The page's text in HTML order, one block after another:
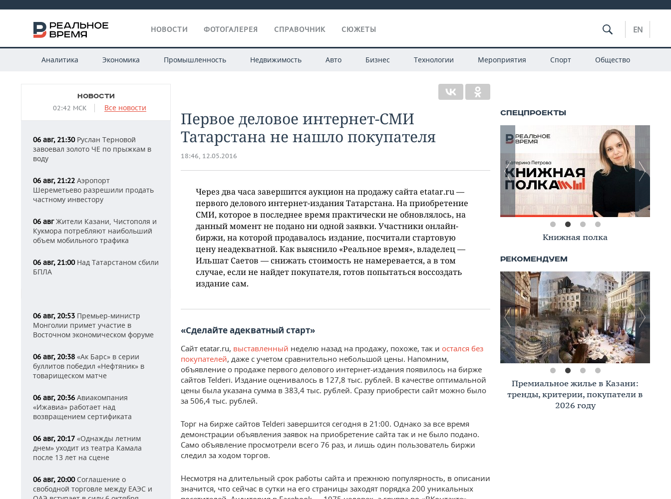
НОВОСТИ ФОТОГАЛЕРЕЯ СПРАВОЧНИК СЮЖЕТЫ EN
Аналитика Экономика Промышленность Недвижимость Авто Бизнес Технологии Мероприятия Спорт Общество
НОВОСТИ
02:42 МСК Все новости
06 авг, 21:30Руслан Терновой
завоевал золото ЧЕ по прыжкам в
воду
06 авг, 21:22 Аэропорт
Шереметьево разрешили продать
частному инвестору
06 авгЖители Казани, Чистополя и
Кукмора потребляют наибольший
объем мобильного трафика
06 авг, 21:00Над Татарстаном сбили
БПЛА
06 авг, 20:53 Премьер-министр
Монголии примет участие в
Восточном экономическом форуме
06 авг, 20:38 «Ак Барс» в серии
буллитов победил «Нефтяник» в
товарищеском матче
06 авг, 20:36 Авиакомпания
«Ижавиа» работает над
возвращением сертификата
06 авг, 20:17 «Однажды летним
днем» уходит из театра Камала
после 13 лет на сцене
06 авг, 20:00Соглашение о
свободной торговле между ЕАЭС и
Первое деловое интернет-СМИ
Татарстана не нашло покупателя
18:46, 12.05.2016
Через два часа завершится аукцион на продажу сайта etatar.ru —
первого делового интернет-издания Татарстана. На приобретение
СМИ, которое в последнее время практически не обновлялось, на
данный момент не подано ни одной заявки. Участники онлайн-
биржи, на которой продавалось издание, посчитали стартовую
цену неадекватной. Как выяснило «Реальное время», владелец —
Ильшат Саетов — снижать стоимость не намеревается, а в том
случае, если не найдет покупателя, готов попытаться воссоздать
издание сам.
«Сделайте адекватный старт»
Сайт etatar.ru, выставленный неделю назад на продажу, похоже, так и остался без
покупателей, даже с учетом сравнительно небольшой цены. Напомним,
объявление о продаже первого делового интернет-издания появилось на бирже
сайтов Telderi. Издание оценивалось в 127,8 тыс. рублей. В качестве оптимальной
цены была указана сумма в 383,4 тыс. рублей. Сразу приобрести сайт можно было
за 506,4 тыс. рублей.
Торг на бирже сайтов Telderi завершится сегодня в 21:00. Однако за все время
демонстрации объявления заявок на приобретение сайта так и не было подано.
Само объявление просмотрели всего 76 раз, и лишь один пользователь биржи
следил за ходом торгов.
Несмотря на длительный срок работы сайта и прежнюю популярность, в описании
значится, что сейчас в сутки на его страницы заходят порядка 200 уникальных
Книжная полка
Премиальное жилье в Казани:
тренды, критерии, покупатели в
2026 году